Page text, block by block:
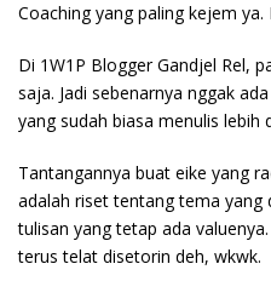
Coaching yang paling kejem
Di 1W1P Blogger Gandjel Rel,
saja. Jadi sebenarnya nggak
yang sudah biasa menulis lebih
Tantangannya buat eike yang
adalah riset tentang tema yang
tulisan yang tetap ada
terus telat disetorin deh, wkwk.